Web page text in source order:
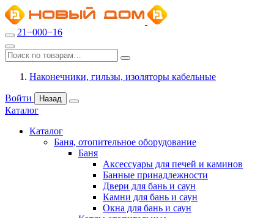
21−000−16
Наконечники, гильзы, изоляторы кабельные
Войти Назад
Каталог
Каталог
Баня, отопительное оборудование
Баня
Аксессуары для печей и каминов
Банные принадлежности
Двери для бань и саун
Камни для бань и саун
Окна для бань и саун